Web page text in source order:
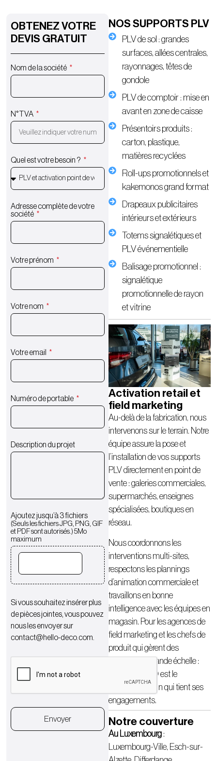
NOS SUPPORTS PLV
PLV de sol : grandes
surfaces, allées centrales,
rayonnages, têtes de
gondole
PLV de comptoir : mise en
avant en zone de caisse
Présentoirs produits :
carton, plastique,
matières recyclées
Roll-ups promotionnels et
kakemonos grand format
Drapeaux publicitaires
intérieurs et extérieurs
Totems signalétiques et
PLV événementielle
Balisage promotionnel :
signalétique
promotionnelle de rayon
et vitrine
Activation retail et
field marketing
Au-delà de la fabrication, nous
intervenons sur le terrain. Notre
équipe assure la pose et
l’installation de vos supports
PLV directement en point de
vente : galeries commerciales,
supermarchés, enseignes
spécialisées, boutiques en
réseau.
Nous coordonnons les
interventions multi-sites,
respectons les plannings
d’animation commerciale et
travaillons en bonne
intelligence avec les équipes en
magasin. Pour les agences de
field marketing et les chefs de
produit qui gèrent des
opérations à grande échelle :
HELLO DECO est le
partenaire terrain qui tient ses
engagements.
Notre couverture
Au Luxembourg :
Luxembourg-Ville, Esch-sur-
OBTENEZ VOTRE
DEVIS GRATUIT
Nom de la société
N°TVA
Quel est votre besoin ?
Adresse complète de votre
société
Votre prénom
Votre nom
Votre email
Numéro de portable
Description du projet
Ajoutez jusqu’à 3 fichiers
(Seuls les fichiers JPG, PNG, GIF
et PDF sont autorisés.) 5Mo
maximum
Si vous souhaitez insérer plus
de pièces jointes, vous pouvez
nous les envoyer sur
contact@hello-deco.com
Envoyer